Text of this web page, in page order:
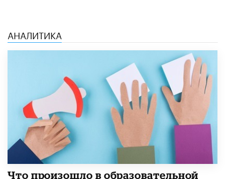
АНАЛИТИКА
​Что произошло в образовательной